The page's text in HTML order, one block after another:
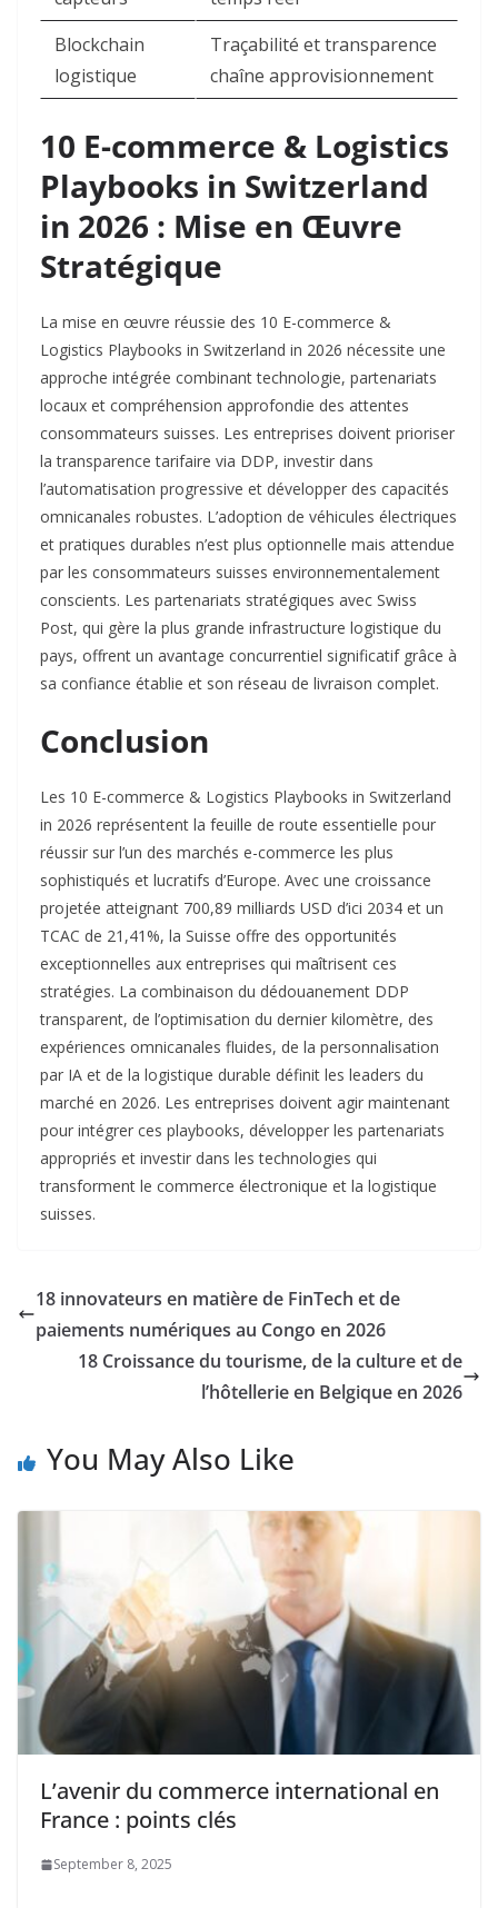
Blockchain
logistique
Traçabilité et transparence
chaîne approvisionnement ​
10 E-commerce & Logistics
Playbooks in Switzerland
in 2026 : Mise en Œuvre
Stratégique
La mise en œuvre réussie des 10 E-commerce &
Logistics Playbooks in Switzerland in 2026 nécessite une
approche intégrée combinant technologie, partenariats
locaux et compréhension approfondie des attentes
consommateurs suisses. Les entreprises doivent prioriser
la transparence tarifaire via DDP, investir dans
l’automatisation progressive et développer des capacités
omnicanales robustes. L’adoption de véhicules électriques
et pratiques durables n’est plus optionnelle mais attendue
par les consommateurs suisses environnementalement
conscients. Les partenariats stratégiques avec Swiss
Post, qui gère la plus grande infrastructure logistique du
pays, offrent un avantage concurrentiel significatif grâce à
sa confiance établie et son réseau de livraison complet.​
Conclusion
Les 10 E-commerce & Logistics Playbooks in Switzerland
in 2026 représentent la feuille de route essentielle pour
réussir sur l’un des marchés e-commerce les plus
sophistiqués et lucratifs d’Europe. Avec une croissance
projetée atteignant 700,89 milliards USD d’ici 2034 et un
TCAC de 21,41%, la Suisse offre des opportunités
exceptionnelles aux entreprises qui maîtrisent ces
stratégies. La combinaison du dédouanement DDP
transparent, de l’optimisation du dernier kilomètre, des
expériences omnicanales fluides, de la personnalisation
par IA et de la logistique durable définit les leaders du
marché en 2026. Les entreprises doivent agir maintenant
pour intégrer ces playbooks, développer les partenariats
appropriés et investir dans les technologies qui
transforment le commerce électronique et la logistique
suisses.​
18 innovateurs en matière de FinTech et de
paiements numériques au Congo en 2026
18 Croissance du tourisme, de la culture et de
l’hôtellerie en Belgique en 2026
You May Also Like
L’avenir du commerce international en
France : points clés
September 8, 2025